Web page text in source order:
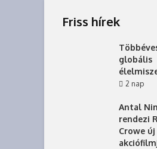
Friss hírek
globális
2 nap
Antal
rendezi
Crowe új